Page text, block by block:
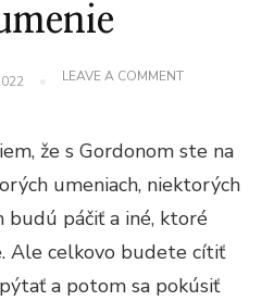
LEAVE A COMMENTON
ÚPRIMNÉ
že s Gordonom ste na
umeniach, niektorých
budú páčiť a iné, ktoré
Ale celkovo budete cítiť
a potom sa pokúsiť